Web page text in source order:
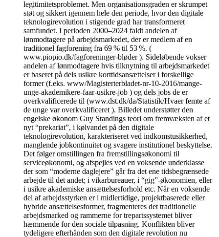
legitimitetsproblemet. Men organisationsgraden er skrumpet
støt og sikkert igennem hele den periode, hvor den digitale
teknologirevolution i stigende grad har transformeret
samfundet. I perioden 2000–2024 faldt andelen af
lønmodtagere på arbejdsmarkedet, der er medlem af en
traditionel fagforening fra 69 % til 53 %. (
www.piopio.dk/fagforeninger-bløder ). Sideløbende vokser
andelen af lønmodtagere hvis tilknytning til arbejdsmarkedet
er baseret på dels usikre korttidsansættelser i forskellige
former (f.eks. www/Magisterterbladet-nr-10-2016/mange-
unge-akademikere-faar-usikre-job ) og dels jobs de er
overkvalificerede til (www.dst.dk/da/Statistik/Hvaer femte af
de unge var overkvalificeret ). Billedet understøtter den
engelske økonom Guy Standings teori om fremvæksten af et
nyt “prekariat”, i kølvandet på den digitale
teknologirevolution, karakteriseret ved indkomstusikkerhed,
manglende jobkontinuitet og svagere institutionel beskyttelse.
Det følger omstillingen fra fremstillingsøkonomi til
serviceøkonomi, og afspejles ved en voksende underklasse
der som “moderne daglejere” går fra det ene tidsbegrænsede
arbejde til det andet; i vikarbureauer, i “gig”-økonomien, eller
i usikre akademiske ansættelsesforhold etc. Når en voksende
del af arbejdsstyrken er i midlertidige, projektbaserede eller
hybride ansættelsesformer, fragmenteres det traditionelle
arbejdsmarked og rammerne for trepartssystemet bliver
hæmmende for den sociale tilpasning. Konflikten bliver
tydeligere efterhånden som den digitale revolution nu